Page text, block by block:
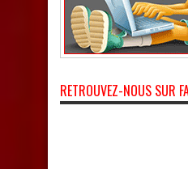
RETROUVEZ-NOUS SUR